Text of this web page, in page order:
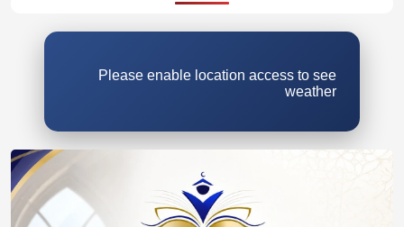
Please enable location access to see
weather